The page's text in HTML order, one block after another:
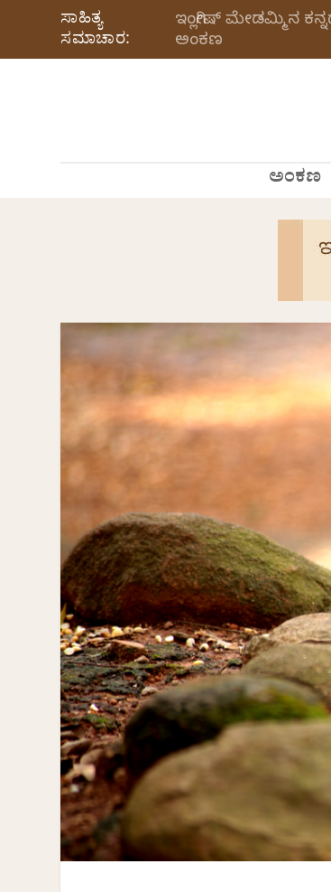
ಸಾಹಿತ್ಯ
ಸಮಾಚಾರ:
ಇಂಗ್ಲೀಷ್ ಮೇಡಮ್ಮಿನ
ಅಂಕಣ
ಅಂಕಣ